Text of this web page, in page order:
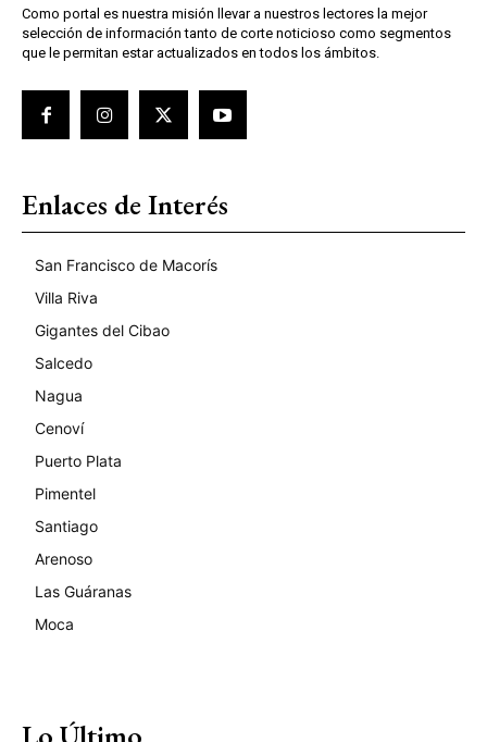
Como portal es nuestra misión llevar a nuestros lectores la mejor
selección de información tanto de corte noticioso como segmentos
que le permitan estar actualizados en todos los ámbitos.
Enlaces de Interés
San Francisco de Macorís
Villa Riva
Gigantes del Cibao
Salcedo
Nagua
Cenoví
Puerto Plata
Pimentel
Santiago
Arenoso
Las Guáranas
Moca